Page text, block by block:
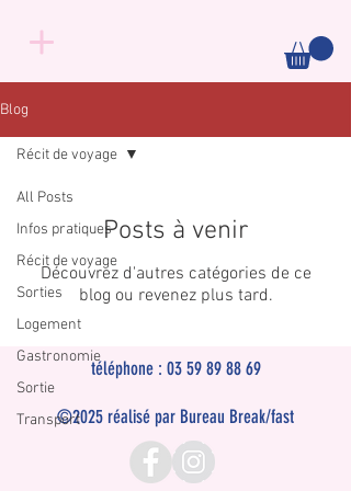
Blog
All Posts
Infos pratiques
Récit de voyage
Sorties
Logement
Gastronomie
Sortie
Transport
Récit de voyage
Posts à venir
Découvrez d'autres catégories de ce
blog ou revenez plus tard.
téléphone : 03 59 89 88 69
©2025 réalisé par Bureau Break/fast